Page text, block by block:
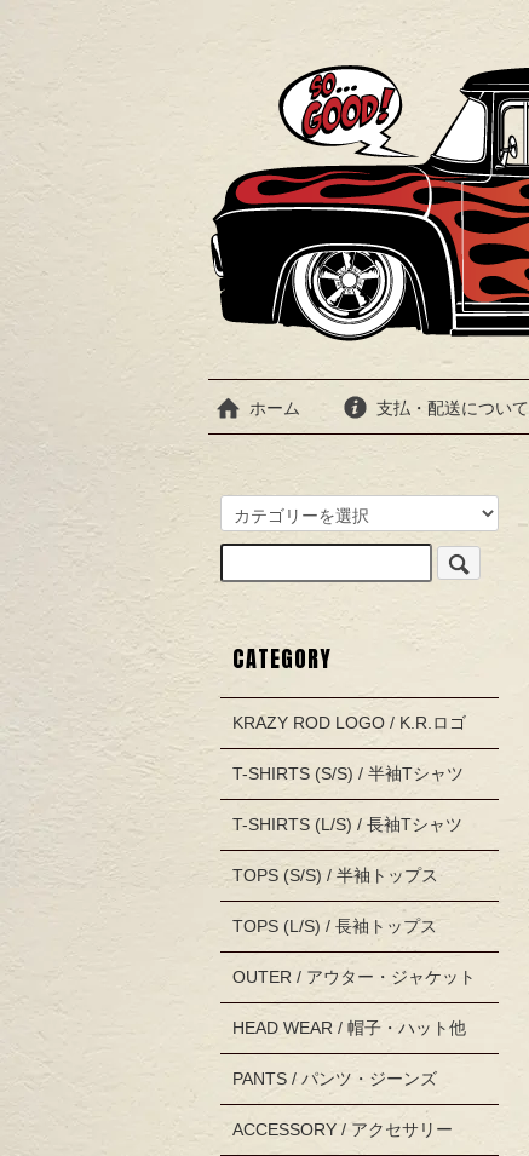
ホーム 支払・配送について
CATEGORY
KRAZY ROD LOGO / K.R.ロゴ
T-SHIRTS (S/S) / 半袖Tシャツ
T-SHIRTS (L/S) / 長袖Tシャツ
TOPS (S/S) / 半袖トップス
TOPS (L/S) / 長袖トップス
OUTER / アウター・ジャケット
HEAD WEAR / 帽子・ハット他
PANTS / パンツ・ジーンズ
ACCESSORY / アクセサリー